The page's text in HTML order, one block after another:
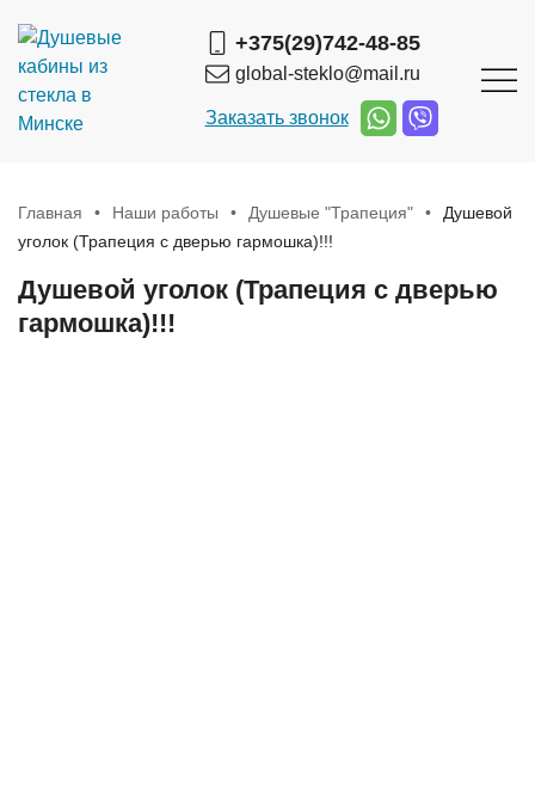
+375(29)742-48-85
global-steklo@mail.ru
Заказать звонок
Главная Наши работы Душевые "Трапеция"
Душевой
уголок (Трапеция с дверью гармошка)!!!
Душевой уголок (Трапеция с дверью
гармошка)!!!